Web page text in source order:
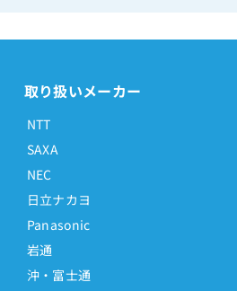
取り扱いメーカー
NTT
SAXA
NEC
日立ナカヨ
Panasonic
岩通
沖・富士通